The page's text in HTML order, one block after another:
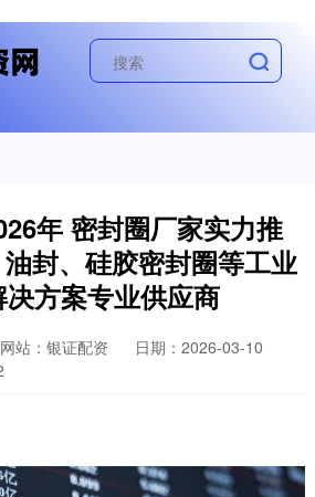
年 密封圈厂家实力推
封、硅胶密封圈等工业
方案专业供应商
网站：银证配资
日期：2026-03-10